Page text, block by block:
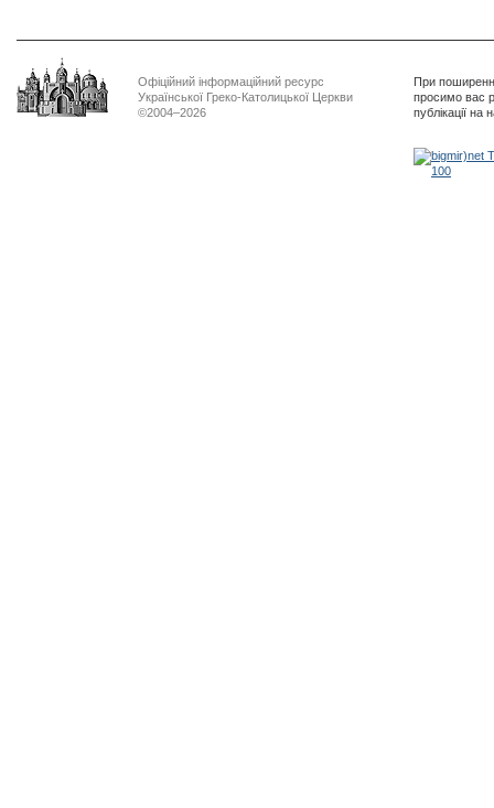
Офіційний інформаційний ресурс
Української Греко-Католицької Церкви
©2004–2026
При
просимо вас
публікації на